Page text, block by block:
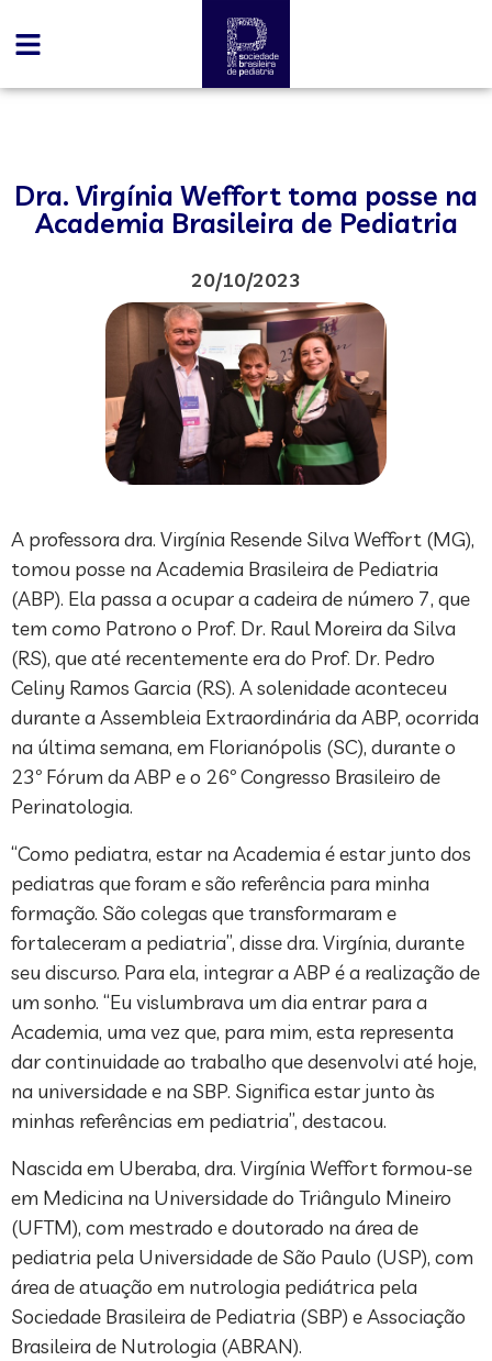
Dra. Virgínia Weffort toma posse na
Academia Brasileira de Pediatria
20/10/2023
A professora dra. Virgínia Resende Silva Weffort (MG),
tomou posse na Academia Brasileira de Pediatria
(ABP). Ela passa a ocupar a cadeira de número 7, que
tem como Patrono o Prof. Dr. Raul Moreira da Silva
(RS), que até recentemente era do Prof. Dr. Pedro
Celiny Ramos Garcia (RS). A solenidade aconteceu
durante a Assembleia Extraordinária da ABP, ocorrida
na última semana, em Florianópolis (SC), durante o
23º Fórum da ABP e o 26º Congresso Brasileiro de
Perinatologia.
“Como pediatra, estar na Academia é estar junto dos
pediatras que foram e são referência para minha
formação. São colegas que transformaram e
fortaleceram a pediatria”, disse dra. Virgínia, durante
seu discurso. Para ela, integrar a ABP é a realização de
um sonho. “Eu vislumbrava um dia entrar para a
Academia, uma vez que, para mim, esta representa
dar continuidade ao trabalho que desenvolvi até hoje,
na universidade e na SBP. Significa estar junto às
minhas referências em pediatria”, destacou.
Nascida em Uberaba, dra. Virgínia Weffort formou-se
em Medicina na Universidade do Triângulo Mineiro
(UFTM), com mestrado e doutorado na área de
pediatria pela Universidade de São Paulo (USP), com
área de atuação em nutrologia pediátrica pela
Sociedade Brasileira de Pediatria (SBP) e Associação
Brasileira de Nutrologia (ABRAN).